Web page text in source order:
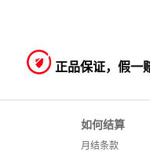
 正品保证，假一
如何结算
月结条款